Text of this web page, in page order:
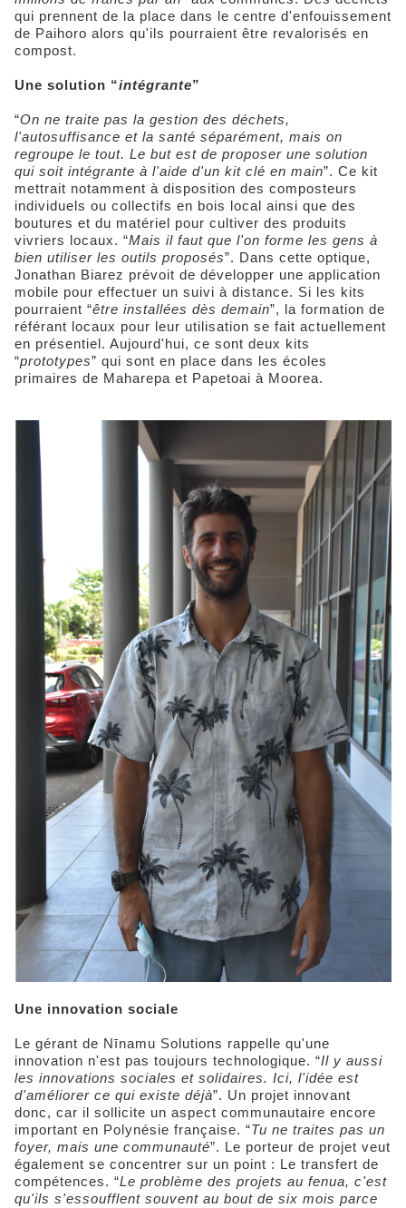
qui prennent de la place dans le centre d'enfouissement
de Paihoro alors qu'ils pourraient être revalorisés en
compost.
Une solution “intégrante”
“On ne traite pas la gestion des déchets,
l'autosuffisance et la santé séparément, mais on
regroupe le tout. Le but est de proposer une solution
qui soit intégrante à l'aide d'un kit clé en main”. Ce kit
mettrait notamment à disposition des composteurs
individuels ou collectifs en bois local ainsi que des
boutures et du matériel pour cultiver des produits
vivriers locaux. “Mais il faut que l'on forme les gens à
bien utiliser les outils proposés”. Dans cette optique,
Jonathan Biarez prévoit de développer une application
mobile pour effectuer un suivi à distance. Si les kits
pourraient “être installées dès demain”, la formation de
référant locaux pour leur utilisation se fait actuellement
en présentiel. Aujourd'hui, ce sont deux kits
“prototypes” qui sont en place dans les écoles
primaires de Maharepa et Papetoai à Moorea.
Une innovation sociale
Le gérant de Nīnamu Solutions rappelle qu'une
innovation n'est pas toujours technologique. “Il y aussi
les innovations sociales et solidaires. Ici, l'idée est
d'améliorer ce qui existe déjà”. Un projet innovant
donc, car il sollicite un aspect communautaire encore
important en Polynésie française. “Tu ne traites pas un
foyer, mais une communauté”. Le porteur de projet veut
également se concentrer sur un point : Le transfert de
compétences. “Le problème des projets au fenua, c'est
qu'ils s'essoufflent souvent au bout de six mois parce